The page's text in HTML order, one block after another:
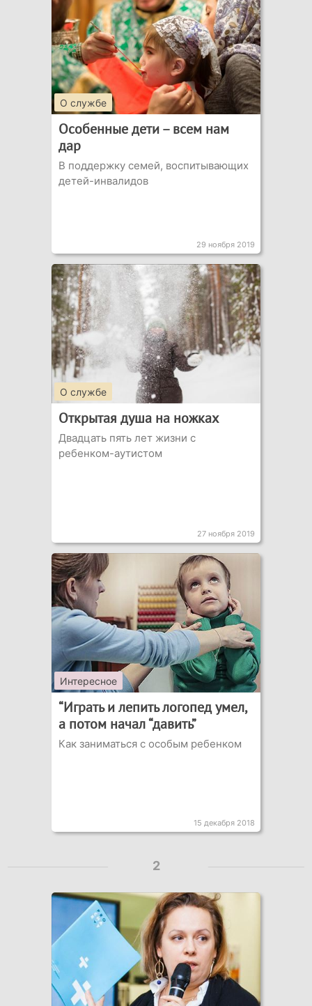
О службе
Особенные дети – всем нам
дар
В поддержку семей, воспитывающих
детей-инвалидов
29 ноября 2019
О службе
Открытая душа на ножках
Двадцать пять лет жизни с
ребенком-аутистом
27 ноября 2019
Интересное
“Играть и лепить логопед умел,
а потом начал “давить”
Как заниматься с особым ребенком
15 декабря 2018
2